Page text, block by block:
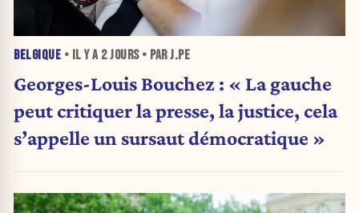
BELGIQUE • IL Y A 2 JOURS• PAR J.PE
Georges-Louis Bouchez : « La gauche
peut critiquer la presse, la justice, cela
s’appelle un sursaut démocratique »